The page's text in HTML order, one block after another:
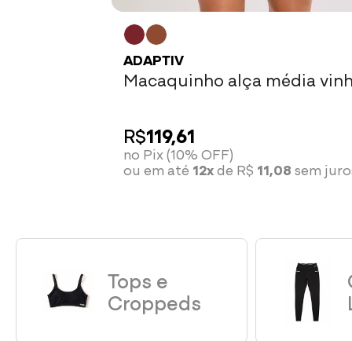
ou em até12xde R$
ADAPTIV
Macaquinho alça média
R$119,61
no Pix (10% OFF)
ou em até 12xde R$ 11,08 sem
Tops e
Croppeds